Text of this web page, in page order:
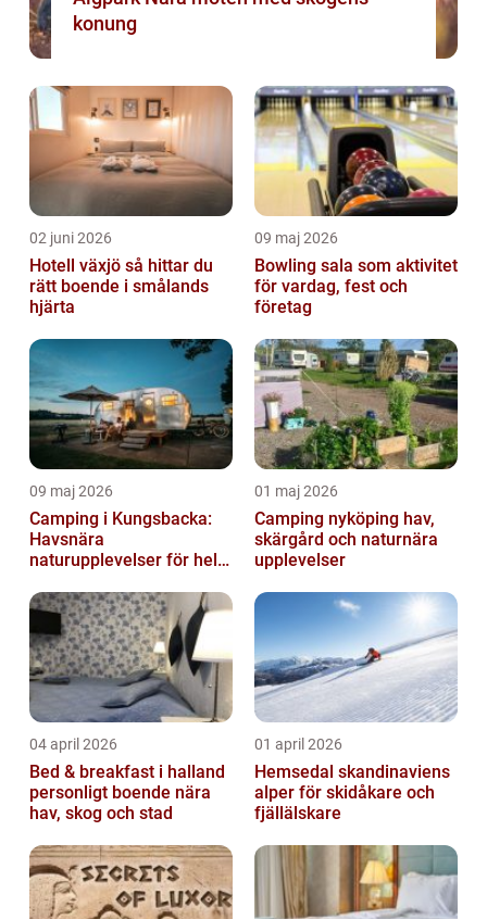
konung
02 juni 2026
Hotell växjö så hittar du
rätt boende i smålands
hjärta
09 maj 2026
Bowling sala som aktivitet
för vardag, fest och
företag
09 maj 2026
Camping i Kungsbacka:
Havsnära
naturupplevelser för hela
01 maj 2026
Camping nyköping hav,
skärgård och naturnära
upplevelser
04 april 2026
Bed & breakfast i halland
personligt boende nära
hav, skog och stad
01 april 2026
Hemsedal skandinaviens
alper för skidåkare och
fjällälskare